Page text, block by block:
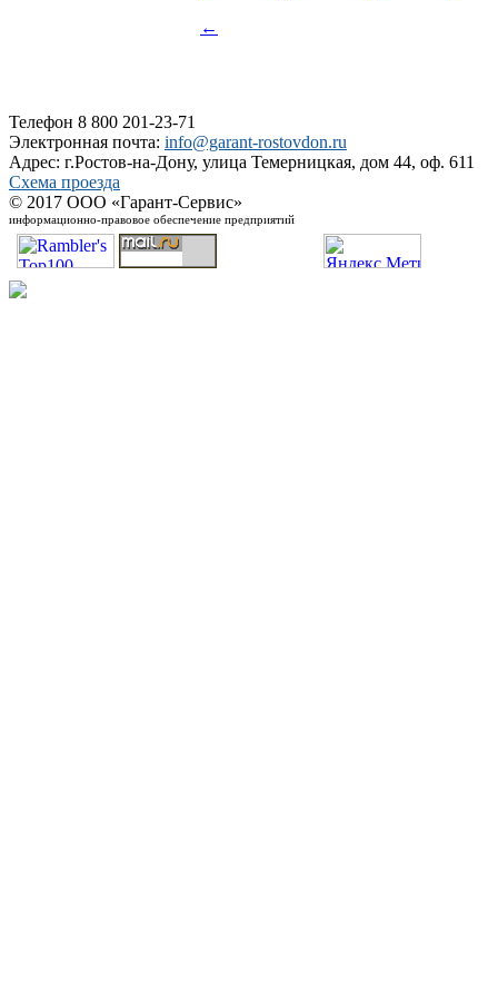
←
Телефон 8 800 201-23-71
Электронная почта: info@garant-rostovdon.ru
Адрес: г.Ростов-на-Дону, улица Темерницкая, дом 44, оф. 611
Схема проезда
© 2017 ООО «Гарант-Сервис»
информационно-правовое обеспечение предприятий